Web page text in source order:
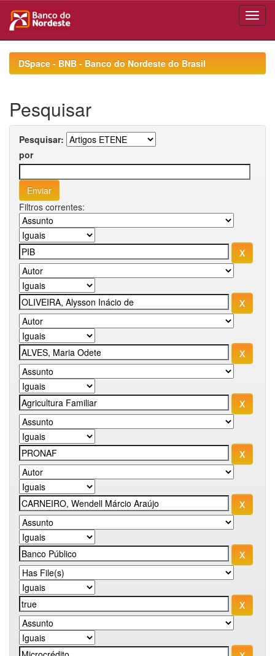
navigationDSpace - BNB - Banco do Nordeste do Brasil
Pesquisar
Pesquisar:
por
Filtros correntes: